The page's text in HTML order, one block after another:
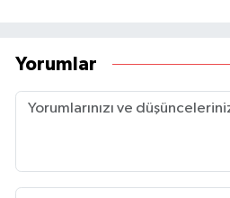
Yorumlar